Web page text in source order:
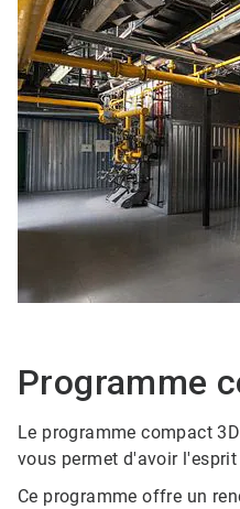
Programme
Le programme compact
vous permet d'avoir
Ce programme offre un